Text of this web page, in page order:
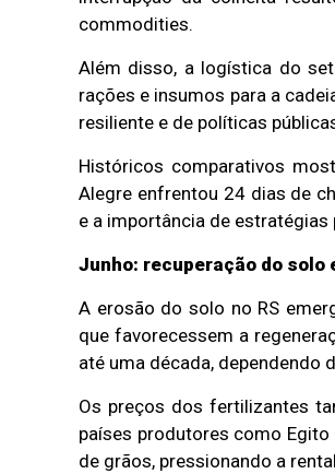
commodities.
Além disso, a logística do
rações e insumos para a
resiliente e de políticas
Históricos comparativos
Alegre enfrentou 24 dias de
e a importância de estratégias
Junho: recuperação do
A erosão do solo no RS
que favorecessem a
até uma década, dependendo
Os preços dos fertilizantes
países produtores como
de grãos, pressionando a